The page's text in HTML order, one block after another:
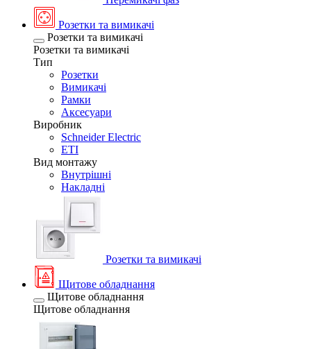
Розетки та вимикачі
Розетки та вимикачі
Розетки та вимикачі
Тип
Розетки
Вимикачі
Рамки
Аксесуари
Виробник
Schneider Electric
ETI
Вид монтажу
Внутрішні
Накладні
Розетки та вимикачі
Щитове обладнання
Щитове обладнання
Щитове обладнання